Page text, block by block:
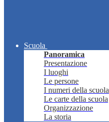
Scuola
Panoramica
Presentazione
I luoghi
Le persone
I numeri della scuola
Le carte della scuola
Organizzazione
La storia